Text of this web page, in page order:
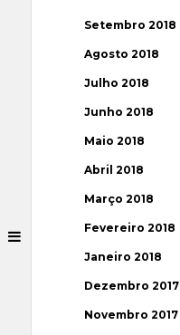
Setembro 2018
Agosto 2018
Julho 2018
Junho 2018
Maio 2018
Abril 2018
Março 2018
Fevereiro 2018
Janeiro 2018
Dezembro 2017
Novembro 2017